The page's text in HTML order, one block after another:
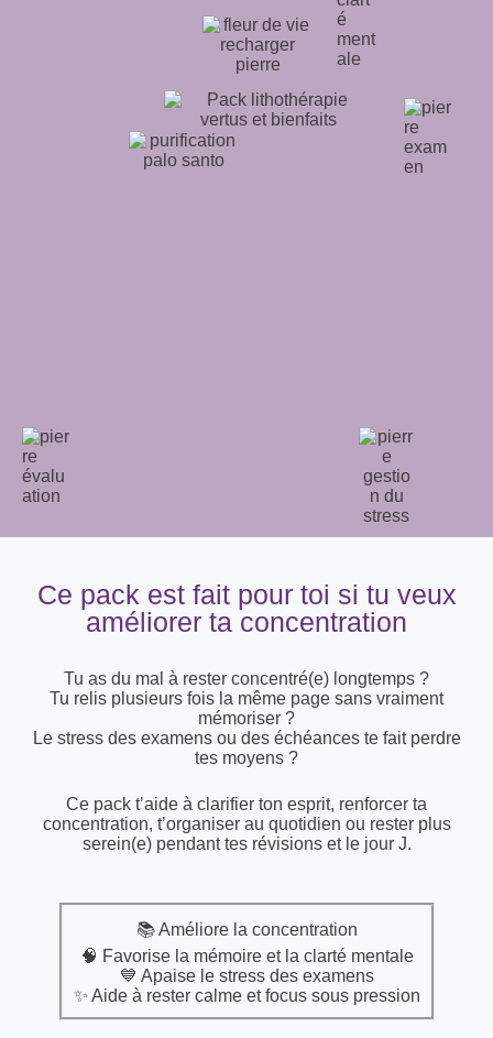
Ce pack est fait pour toi si tu veux
améliorer ta concentration
Tu as du mal à rester concentré(e) longtemps ?
Tu relis plusieurs fois la même page sans vraiment
mémoriser ?
Le stress des examens ou des échéances te fait perdre
tes moyens ?
Ce pack t’aide à clarifier ton esprit, renforcer ta
concentration, t’organiser au quotidien ou rester plus
serein(e) pendant tes révisions et le jour J.
📚 Améliore la concentration
🧠 Favorise la mémoire et la clarté mentale
💙 Apaise le stress des examens
✨ Aide à rester calme et focus sous pression